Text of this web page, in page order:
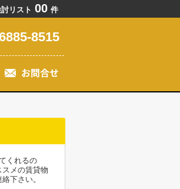
リスト 00 件
8515
くれるの
メの賃貸物
下さい。